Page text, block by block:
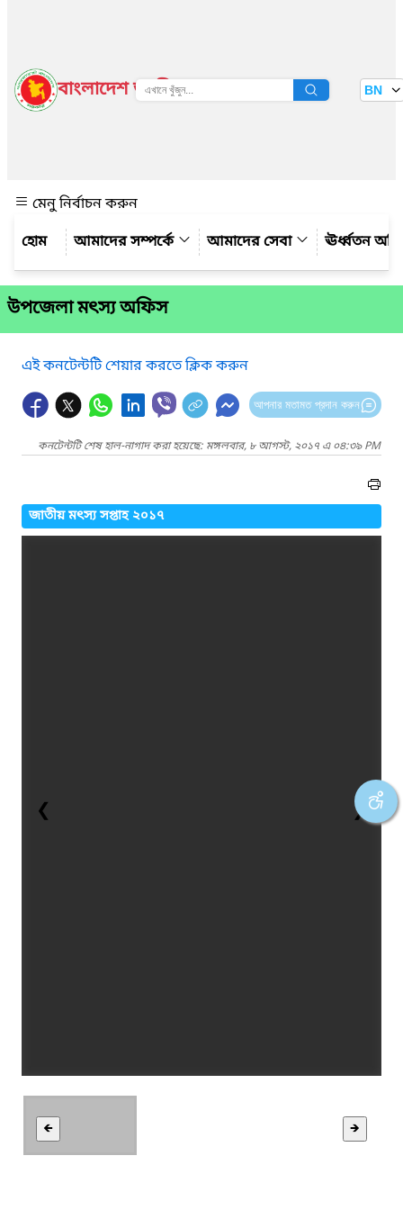
বাংলাদেশ জাতীয় তথ্য বাতায়ন BN
মেনু নির্বাচন করুন
আমাদের সম্পর্কে
আমাদের সেবা ঊর্ধ্বতন
উপজেলা মৎস্য অফিস
এই কনটেন্টটি শেয়ার করতে ক্লিক করুন
আপনার মতামত প্রদান করুন
কনটেন্টটি শেষ হাল-নাগাদ করা হয়েছে: মঙ্গলবার, ৮ আগস্ট, ২০১৭ এ ০৪:৩৯ PM
জাতীয় মৎস্য সপ্তাহ ২০১৭
❮ ❯
🡸 🡺